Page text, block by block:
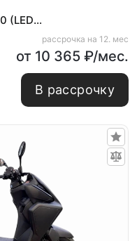
(LED
рассрочка на 12. мес
от 10 365 ₽/мес.
В рассрочку